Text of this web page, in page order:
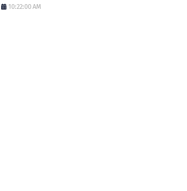
10:22:00 AM